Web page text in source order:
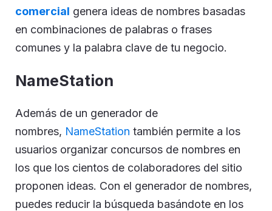
comercial genera ideas de nombres basadas
en combinaciones de palabras o frases
comunes y la palabra clave de tu negocio.
NameStation
Además de un generador de
nombres, NameStation también permite a los
usuarios organizar concursos de nombres en
los que los cientos de colaboradores del sitio
proponen ideas. Con el generador de nombres,
puedes reducir la búsqueda basándote en los